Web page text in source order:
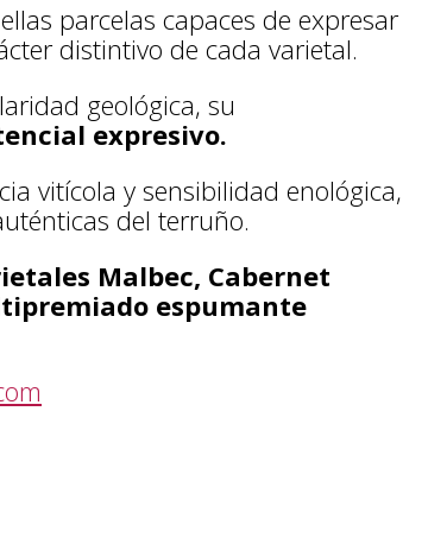
parcelas capaces de expresar
distintivo de cada varietal.
geológica, su
expresivo.
vitícola y sensibilidad enológica,
del terruño.
Malbec, Cabernet
espumante